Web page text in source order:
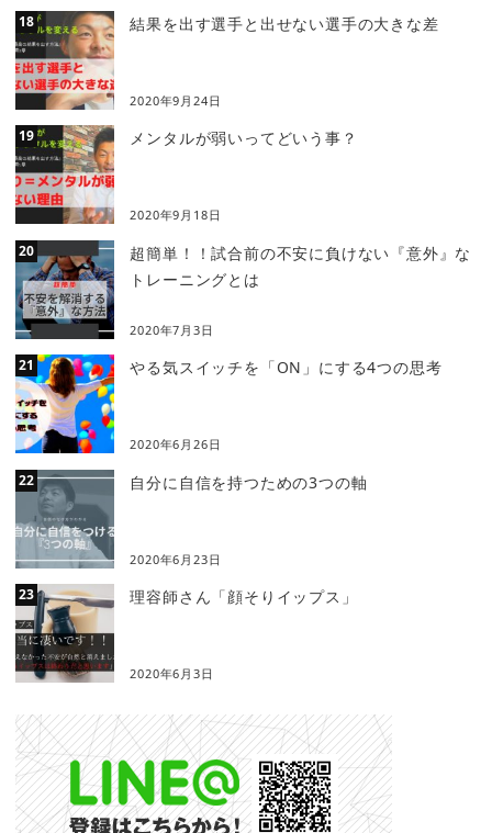
結果を出す選手と出せない選手の大きな差
2020年9月24日
メンタルが弱いってどいう事？
2020年9月18日
超簡単！！試合前の不安に負けない『意外』な
トレーニングとは
2020年7月3日
やる気スイッチを「ON」にする4つの思考
2020年6月26日
自分に自信を持つための3つの軸
2020年6月23日
理容師さん「顔そりイップス」
2020年6月3日